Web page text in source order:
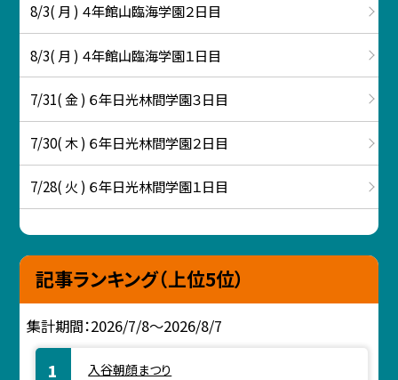
8/3( 月 ) ４年館山臨海学園２日目
8/3( 月 ) ４年館山臨海学園１日目
7/31( 金 ) ６年日光林間学園３日目
7/30( 木 ) ６年日光林間学園２日目
7/28( 火 ) ６年日光林間学園１日目
記事ランキング（上位5位）
集計期間：2026/7/8～2026/8/7
入谷朝顔まつり